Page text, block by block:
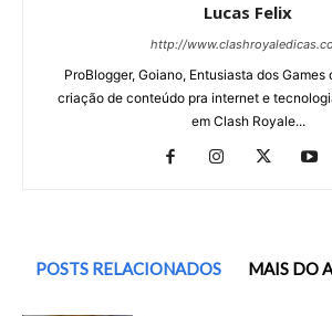
Lucas Felix
http://
ProBlogger, Goiano, Entusiasta dos Games
criação de conteúdo pra internet e
em Clash Royale...
POSTS RELACIONADOS MAIS DO